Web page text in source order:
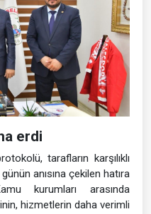
erdi
tarafların karşılıklı
günün anısına çekilen hatıra
kurumları arasında
hizmetlerin daha verimli